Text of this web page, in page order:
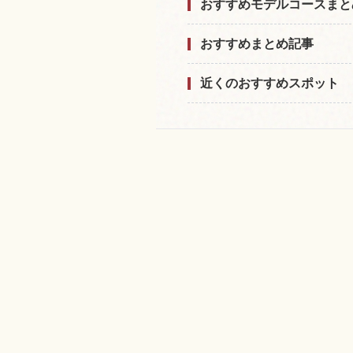
おすすめモデルコースま
おすすめまとめ記事
近くのおすすめスポット